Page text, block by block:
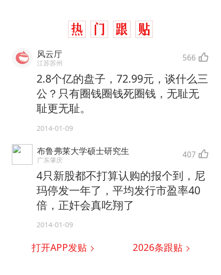
风云厅
江苏苏州 566
2.8个亿的盘子，72.99元，谈什么三
公？只有圈钱圈钱死圈钱，无耻无
耻更无耻。
2014-01-09
布鲁弗莱大学硕士研究生
广东肇庆 407
4只新股都不打算认购的报个到，尼
玛停发一年了，平均发行市盈率40
倍，正奸会真吃翔了
2014-01-09
打开APP发贴 2026条跟贴